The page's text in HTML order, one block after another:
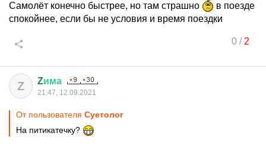
Самолёт конечно быстрее, но там страшно
в поезде
спокойнее, если бы не условия и время поездки
0/ 2
Z Zима
21:47, 12.09.2021
От пользователя Суетолог
На питикатечку?